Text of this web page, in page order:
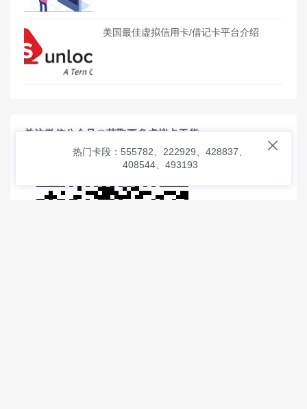
美国最佳虚拟信用卡/借记卡平台介绍
关注微信公众号@获取更多虚拟卡干货

热门卡段：555782、222929、428837、
408544、493193